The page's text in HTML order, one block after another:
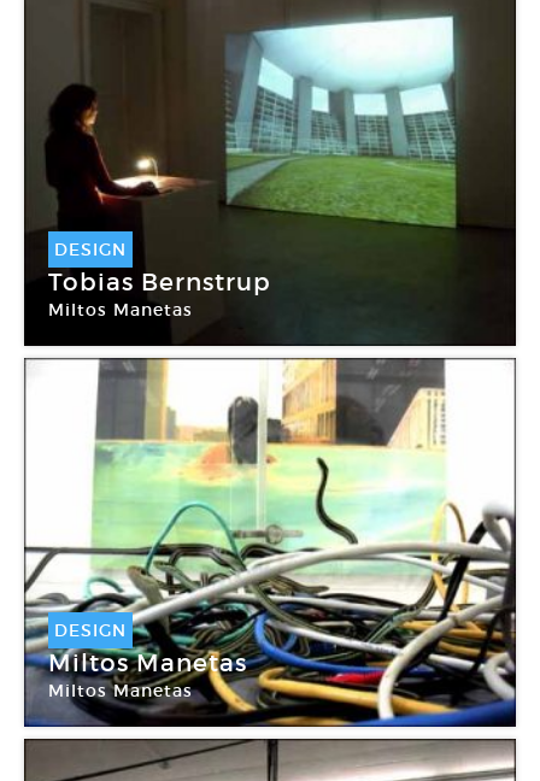
DESIGN
Tobias Bernstrup
Miltos Manetas
DESIGN
Miltos Manetas
Miltos Manetas